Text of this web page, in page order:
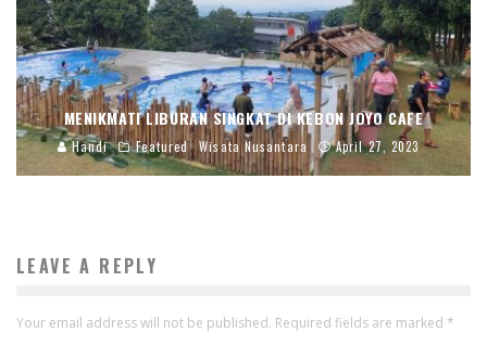
MENIKMATI LIBURAN SINGKAT DI KEBON JOYO CAFE
Handi Featured Wisata Nusantara April 27, 2023
LEAVE A REPLY
Your email address will not be published. Required fields are marked *